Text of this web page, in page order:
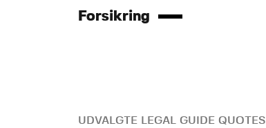
Forsikring
UDVALGTE LEGAL GUIDE QUOTES